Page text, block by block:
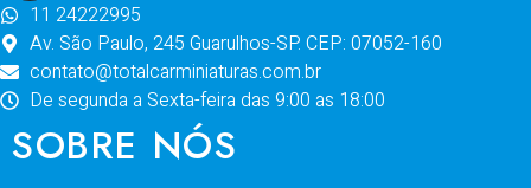
11 24222995
Av. São Paulo, 245 Guarulhos-SP. CEP: 07052-160
contato@totalcarminiaturas.com.br
De segunda a Sexta-feira das 9:00 as 18:00
SOBRE NÓS